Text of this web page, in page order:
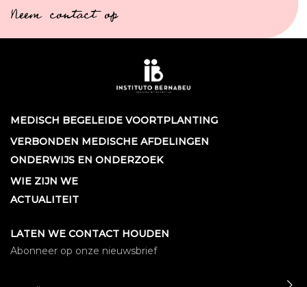
Neem contact op
MEDISCH BEGELEIDE VOORTPLANTING
VERBONDEN MEDISCHE AFDELINGEN
ONDERWIJS EN ONDERZOEK
WIE ZIJN WE
ACTUALITEIT
LATEN WE CONTACT HOUDEN
Abonneer op onze nieuwsbrief